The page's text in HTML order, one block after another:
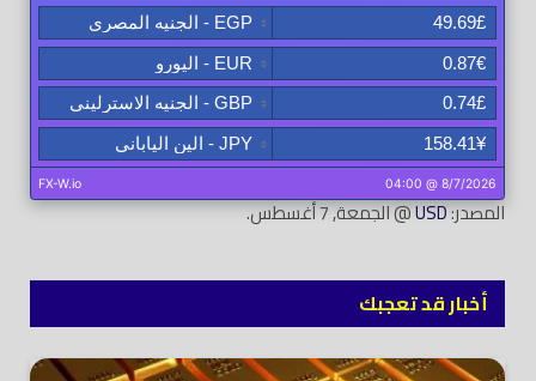
المصدر:USD@ الجمعة, 7 أغسطس.
أخبار قد تعجبك